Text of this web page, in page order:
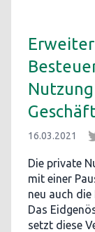
16.03.2021
Die private
mit einer
neu auch
Das
setzt diese